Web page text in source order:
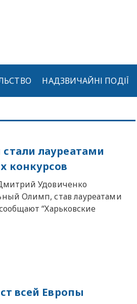
НАДЗВИЧАЙНІ ПОДІЇ
лауреатами
конкурсов
Удовиченко
Олимп, став лауреатами
“Харьковские
всей Европы